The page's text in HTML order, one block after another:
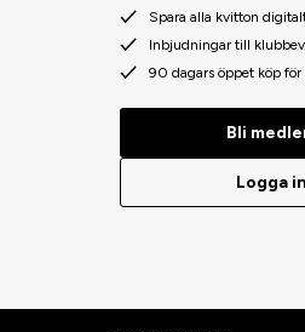
Spara alla kvitton
Inbjudningar till
90 dagars öppet köp
Bli
Logga in